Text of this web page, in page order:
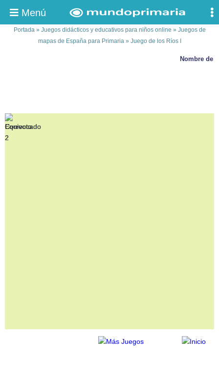
Menú
Portada» Juegos didácticos y educativos para niños online » Juegos de
mapas de España para Primaria» Juego de los Ríos I
Nombre de